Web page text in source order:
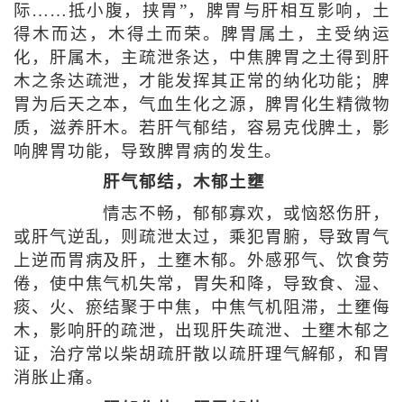
际……抵小腹，挟胃”，脾胃与肝相互影响，土
得木而达，木得土而荣。脾胃属土，主受纳运
化，肝属木，主疏泄条达，中焦脾胃之土得到肝
木之条达疏泄，才能发挥其正常的纳化功能；脾
胃为后天之本，气血生化之源，脾胃化生精微物
质，滋养肝木。若肝气郁结，容易克伐脾土，影
响脾胃功能，导致脾胃病的发生。
肝气郁结，木郁土壅
情志不畅，郁郁寡欢，或恼怒伤肝，
或肝气逆乱，则疏泄太过，乘犯胃腑，导致胃气
上逆而胃病及肝，土壅木郁。外感邪气、饮食劳
倦，使中焦气机失常，胃失和降，导致食、湿、
痰、火、瘀结聚于中焦，中焦气机阻滞，土壅侮
木，影响肝的疏泄，出现肝失疏泄、土壅木郁之
证，治疗常以柴胡疏肝散以疏肝理气解郁，和胃
消胀止痛。